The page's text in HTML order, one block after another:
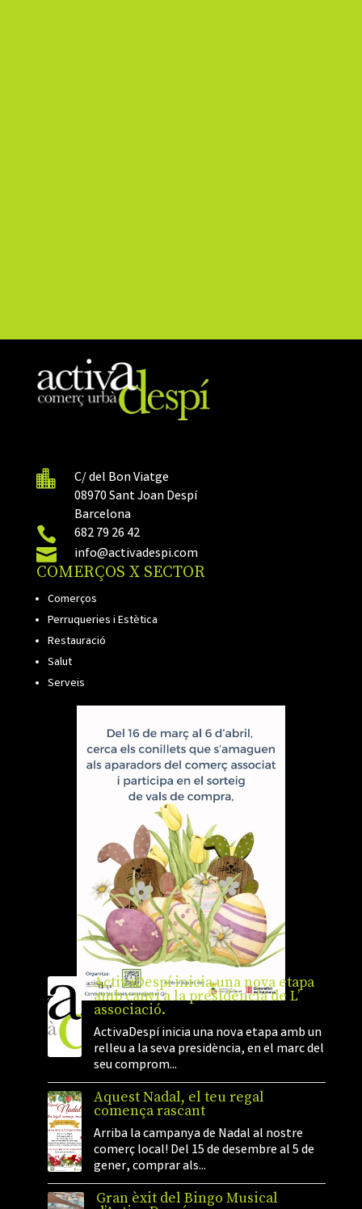

C/ del Bon Viatge
08970 Sant Joan Despí
Barcelona
 682 79 26 42
 info@activadespi.com
COMERÇOS X SECTOR
Comerços
Perruqueries i Estètica
Restauració
Salut
Serveis
ActivaDespí inicia una nova etapa
amb canvi a la presidència de L’
associació.
ActivaDespí inicia una nova etapa amb un
relleu a la seva presidència, en el marc del
seu comprom...
Aquest Nadal, el teu regal
comença rascant
Arriba la campanya de Nadal al nostre
comerç local! Del 15 de desembre al 5 de
gener, comprar als...
Gran èxit del Bingo Musical